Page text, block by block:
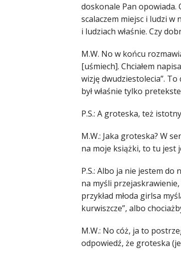
doskonale Pan opowiada.
scalaczem miejsc i ludzi
i ludziach właśnie. Czy
M.W. No w końcu
[uśmiech]. Chciałem
wizję dwudziestolecia”. To
był właśnie tylko
P.S.: A groteska, też
M.W.: Jaka groteska? W
na moje książki, to tu jest
P.S.: Albo ja nie jestem
na myśli
przykład młoda girlsa
kurwiszcze”, albo
M.W.: No cóż, ja to
odpowiedź, że groteska